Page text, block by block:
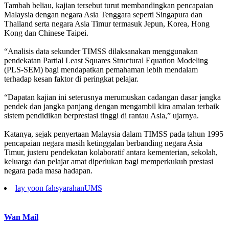
Tambah beliau, kajian tersebut turut membandingkan pencapaian
Malaysia dengan negara Asia Tenggara seperti Singapura dan
Thailand serta negara Asia Timur termasuk Jepun, Korea, Hong
Kong dan Chinese Taipei.
“Analisis data sekunder TIMSS dilaksanakan menggunakan
pendekatan Partial Least Squares Structural Equation Modeling
(PLS-SEM) bagi mendapatkan pemahaman lebih mendalam
terhadap kesan faktor di peringkat pelajar.
“Dapatan kajian ini seterusnya merumuskan cadangan dasar jangka
pendek dan jangka panjang dengan mengambil kira amalan terbaik
sistem pendidikan berprestasi tinggi di rantau Asia,” ujarnya.
Katanya, sejak penyertaan Malaysia dalam TIMSS pada tahun 1995
pencapaian negara masih ketinggalan berbanding negara Asia
Timur, justeru pendekatan kolaboratif antara kementerian, sekolah,
keluarga dan pelajar amat diperlukan bagi memperkukuh prestasi
negara pada masa hadapan.
lay yoon fahsyarahanUMS
Wan Mail